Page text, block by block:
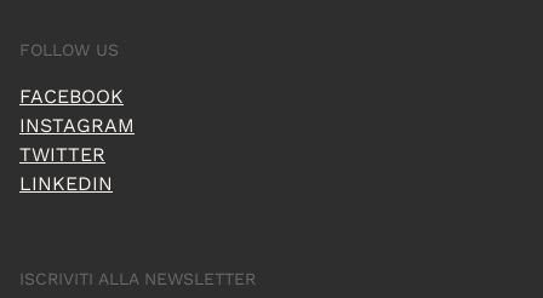
FOLLOW US
FACEBOOK
INSTAGRAM
TWITTER
LINKEDIN
ISCRIVITI ALLA NEWSLETTER